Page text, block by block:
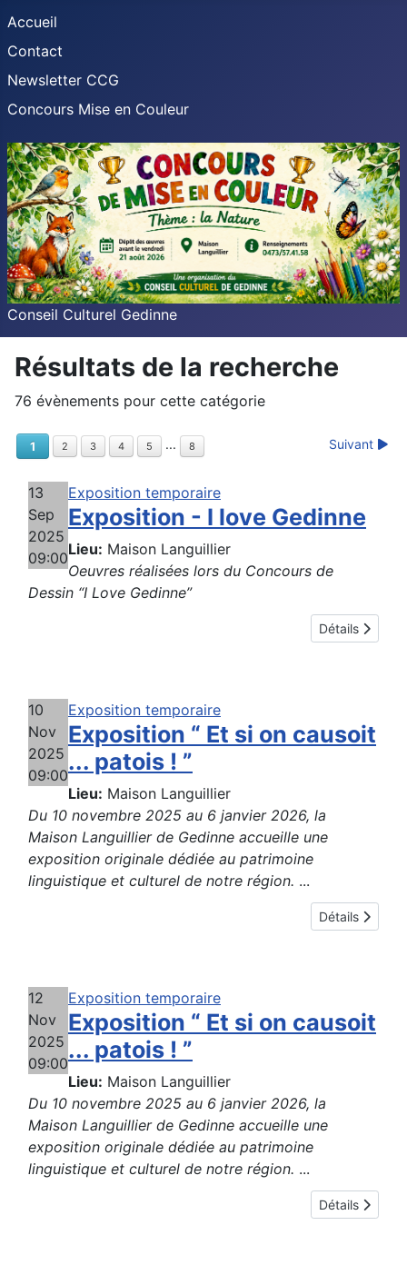
Accueil
Contact
Newsletter CCG
Concours Mise en Couleur
Conseil Culturel Gedinne
Résultats de la recherche
76 évènements pour cette catégorie
1 2 3 4 5 ... 8 Suivant
13
Sep
2025
09:00
Exposition temporaire
Exposition - I love Gedinne
Lieu: Maison Languillier
Oeuvres réalisées lors du Concours de
Dessin “I Love Gedinne”
Détails
10
Nov
2025
09:00
Exposition temporaire
Exposition “ Et si on causoit
... patois ! ”
Lieu: Maison Languillier
Du 10 novembre 2025 au 6 janvier 2026, la
Maison Languillier de Gedinne accueille une
exposition originale dédiée au patrimoine
linguistique et culturel de notre région. ...
Détails
12
Nov
2025
09:00
Exposition temporaire
Exposition “ Et si on causoit
... patois ! ”
Lieu: Maison Languillier
Du 10 novembre 2025 au 6 janvier 2026, la
Maison Languillier de Gedinne accueille une
exposition originale dédiée au patrimoine
linguistique et culturel de notre région. ...
Détails